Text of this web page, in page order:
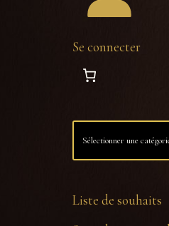
Se connecter
Liste de souhaits